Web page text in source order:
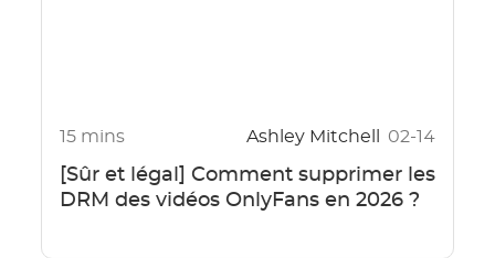
15 mins Ashley Mitchell 02-14
[Sûr et légal] Comment supprimer les
DRM des vidéos OnlyFans en 2026 ?